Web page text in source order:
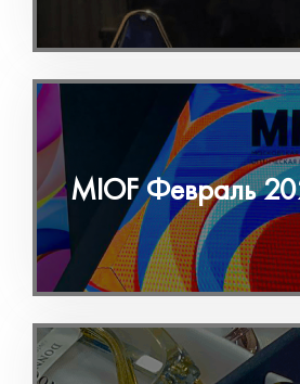
MIOF Февраль